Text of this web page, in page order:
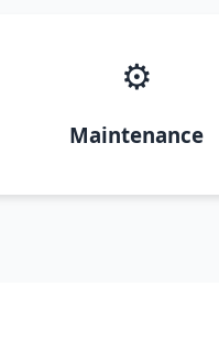
⚙️
Maintenance